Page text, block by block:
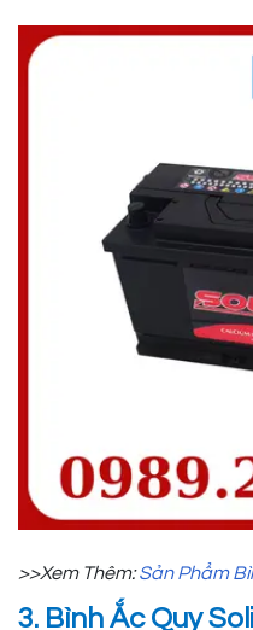
>>Xem Thêm:Sản Phẩm
3. Bình Ắc Quy